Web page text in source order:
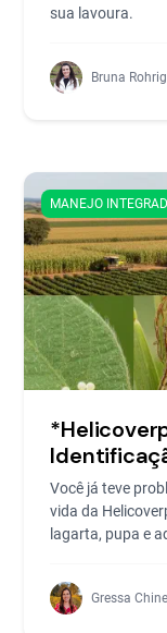
sua lavoura.
Bruna Rohrig
MANEJO
Você já teve
vida da
lagarta, pupa e
Gressa